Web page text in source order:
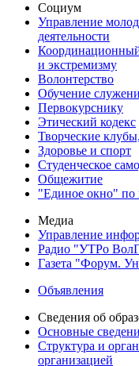
Социум
Управление
деятельности
и экстремизму
Волонтерство
Обучение
Первокурснику
Этический кодекс
Творческие
Здоровье и спорт
Студенческое
Общежитие
"Единое окно" по
Медиа
Управление
Радио "УТРо
Газета "Форум.
Объявления
Сведения об
Основные
Структура и
организацией